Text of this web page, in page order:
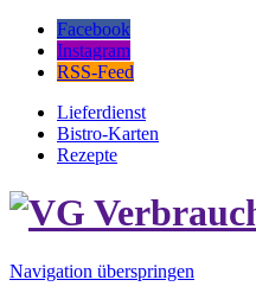
Facebook
Instagram
RSS-Feed
Lieferdienst
Bistro-Karten
Rezepte
Navigation überspringen